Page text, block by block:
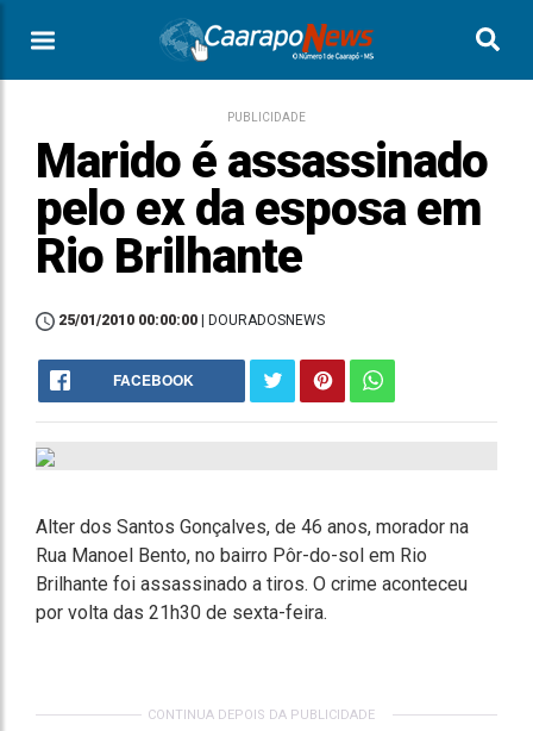
PUBLICIDADE
Marido é assassinado
pelo ex da esposa em
Rio Brilhante
25/01/2010 00:00:00 | DOURADOSNEWS
FACEBOOK
Alter dos Santos Gonçalves, de 46 anos, morador na
Rua Manoel Bento, no bairro Pôr-do-sol em Rio
Brilhante foi assassinado a tiros. O crime aconteceu
por volta das 21h30 de sexta-feira.
CONTINUA DEPOIS DA PUBLICIDADE